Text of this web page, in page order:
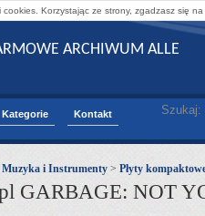
cookies. Korzystając ze strony, zgadzasz się
ARCHIWUM ALLE
Kategorie Kontakt Szukaj:
Muzyka i Instrumenty > Płyty
GARBAGE: NOT